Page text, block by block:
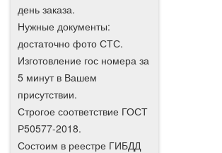
день заказа.
Нужные документы:
достаточно фото СТС.
Изготовление гос номера за
5 минут в Вашем
присутствии.
Строгое соответствие ГОСТ
Р50577-2018.
Состоим в реестре ГИБДД